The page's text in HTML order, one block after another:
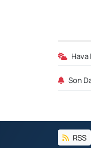
Hava
Son
RSS